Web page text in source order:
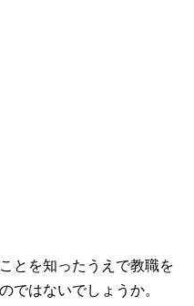
とを知ったうえで教職を
ではないでしょうか。